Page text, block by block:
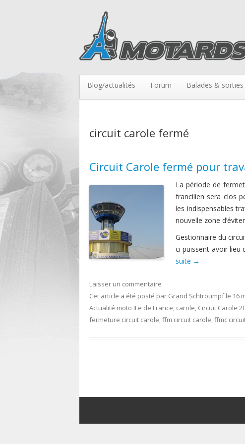
Blog/actualités Forum Balades &
circuit carole fermé
Circuit Carole fermé pour
La période de
francilien sera clos
les indispensables
nouvelle zone
Gestionnaire du
ci puissent avoir lieu
suite →
Laisser un commentaire
Cet article a été posté par Grand Schtroumpfle 16
Actualité moto ILe de France, carole, Circuit Carole
fermeture circuit carole,ffm circuit carole,ffmc